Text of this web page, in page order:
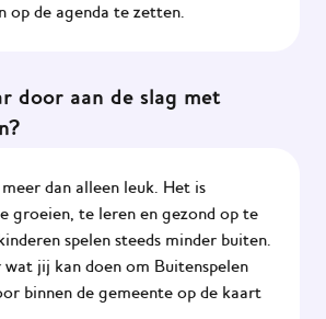
op de agenda te zetten.
door aan de slag met
dan alleen leuk. Het is
groeien, te leren en gezond op te
spelen steeds minder buiten.
wat jij kan doen om Buitenspelen
binnen de gemeente op de kaart